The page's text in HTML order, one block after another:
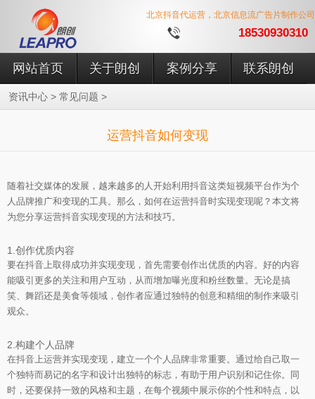
北京抖音代运营，北京信息流广告片制作公司
18530930310
网站首页 关于朗创 案例分享 联系朗创
资讯中心 > 常见问题 >
运营抖音如何变现
随着社交媒体的发展，越来越多的人开始利用抖音这类短视频平台作为个
人品牌推广和变现的工具。那么，如何在运营抖音时实现变现呢？本文将
为您分享运营抖音实现变现的方法和技巧。
1.创作优质内容
要在抖音上取得成功并实现变现，首先需要创作出优质的内容。好的内容
能吸引更多的关注和用户互动，从而增加曝光度和粉丝数量。无论是搞
笑、舞蹈还是美食等领域，创作者应通过独特的创意和精细的制作来吸引
观众。
2.构建个人品牌
在抖音上运营并实现变现，建立一个个人品牌非常重要。通过给自己取一
个独特而易记的名字和设计出独特的标志，有助于用户识别和记住你。同
时，还要保持一致的风格和主题，在每个视频中展示你的个性和特点，以